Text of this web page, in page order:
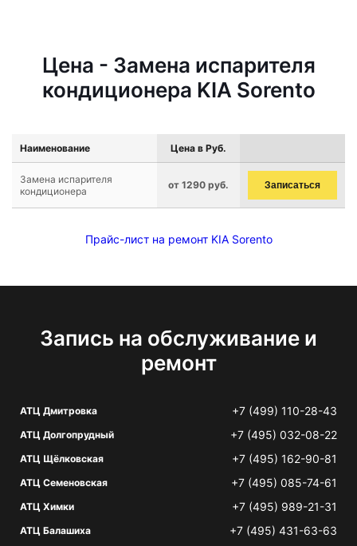
Цена - Замена испарителя
кондиционера KIA Sorento
Наименование Цена в Руб.
Замена испарителя
кондиционера
от 1290 руб. Записаться
Прайс-лист на ремонт KIA Sorento
Запись на обслуживание и
ремонт
АТЦ Дмитровка +7 (499) 110-28-43
АТЦ Долгопрудный +7 (495) 032-08-22
АТЦ Щёлковская +7 (495) 162-90-81
АТЦ Семеновская +7 (495) 085-74-61
АТЦ Химки +7 (495) 989-21-31
АТЦ Балашиха +7 (495) 431-63-63